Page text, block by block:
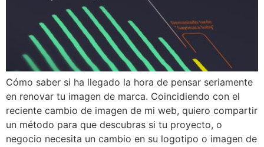
Cómo saber si ha llegado la hora de pensar seriamente
en renovar tu imagen de marca. Coincidiendo con el
reciente cambio de imagen de mi web, quiero compartir
un método para que descubras si tu proyecto, o
negocio necesita un cambio en su logotipo o imagen de